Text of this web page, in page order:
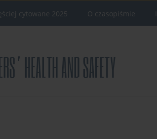
cytowane 2025 O czasopiśmie